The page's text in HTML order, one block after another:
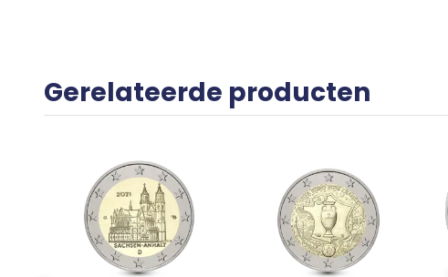
Gerelateerde producten